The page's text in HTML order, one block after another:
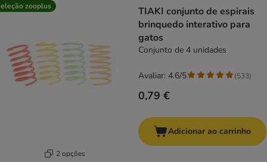
zooplus
2 opções
TIAKI conjunto de espirais
brinquedo interativo para
gatos
Conjunto de 4 unidades
0,79 €
Avaliar: 4.6/5 (533)
Adicionar ao carrinho